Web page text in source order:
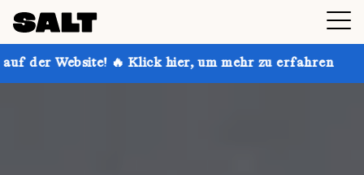
Klick hier, um mehr zu erfahren Hol dir bis zu 30